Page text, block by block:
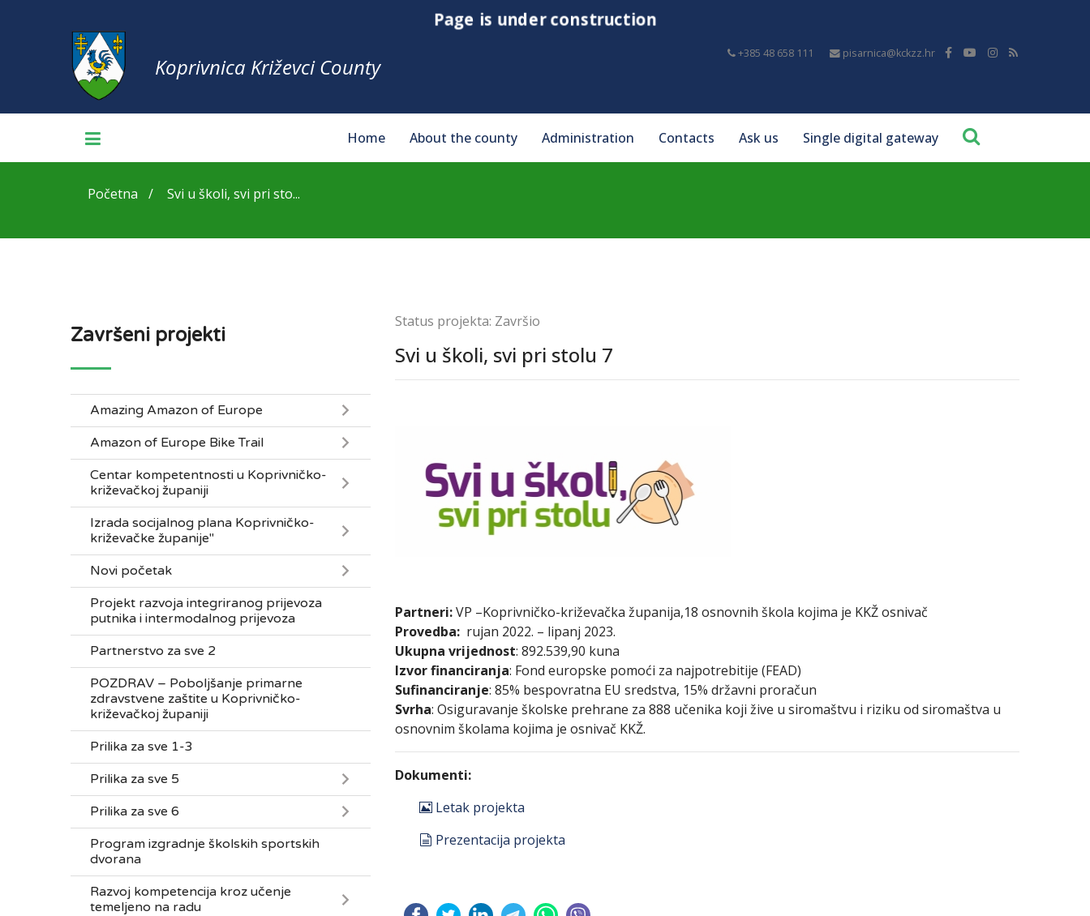
Page is under construction
+385 48 658 111 pisarnica@kckzz.hr
Koprivnica Križevci County
Home About the county Administration Contacts Ask us Single digital gateway
Početna Svi u školi, svi pri sto...
Završeni projekti
Amazing Amazon of Europe
Amazon of Europe Bike Trail
Centar kompetentnosti u Koprivničko-
križevačkoj županiji
Izrada socijalnog plana Koprivničko-
križevačke županije"
Novi početak
Projekt razvoja integriranog prijevoza
putnika i intermodalnog prijevoza
Partnerstvo za sve 2
POZDRAV – Poboljšanje primarne
zdravstvene zaštite u Koprivničko-
križevačkoj županiji
Prilika za sve 1-3
Prilika za sve 5
Prilika za sve 6
Program izgradnje školskih sportskih
dvorana
Razvoj kompetencija kroz učenje
temeljeno na radu
Status projekta: Završio
Svi u školi, svi pri stolu 7
Partneri:VP –Koprivničko-križevačka županija,18 osnovnih škola kojima je KKŽ osnivač
Provedba: rujan 2022. – lipanj 2023.
Ukupna vrijednost: 892.539,90 kuna
Izvor financiranja: Fond europske pomoći za najpotrebitije (FEAD)
Sufinanciranje: 85% bespovratna EU sredstva, 15% državni proračun
Svrha: Osiguravanje školske prehrane za 888 učenika koji žive u siromaštvu i riziku od siromaštva u
osnovnim školama kojima je osnivač KKŽ.
Dokumenti:
image
Letak projekta
document
Prezentacija projekta